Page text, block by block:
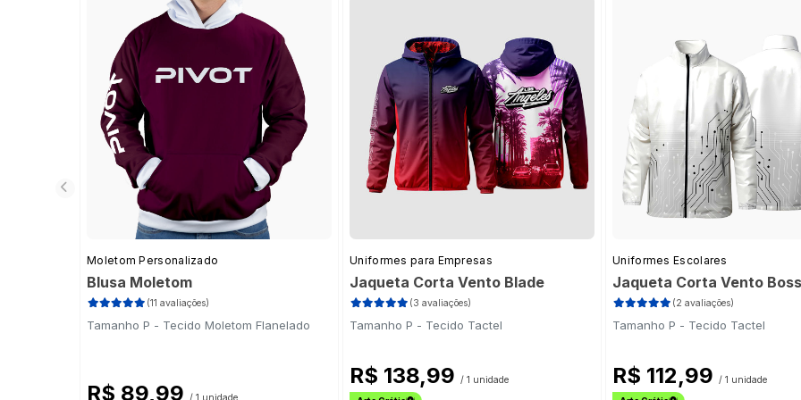
Moletom Personalizado
Blusa Moletom
(11 avaliações)
Tamanho P - Tecido Moletom Flanelado
R$ 89,99
Uniformes para Empresas
Jaqueta Corta Vento Blade
(3 avaliações)
Tamanho P - Tecido Tactel
R$ 138,99 / 1 unidade
Uniformes Escolares
Jaqueta Corta Vento Boss
(2 avaliações)
Tamanho P - Tecido Tactel
R$ 112,99 / 1 unidade